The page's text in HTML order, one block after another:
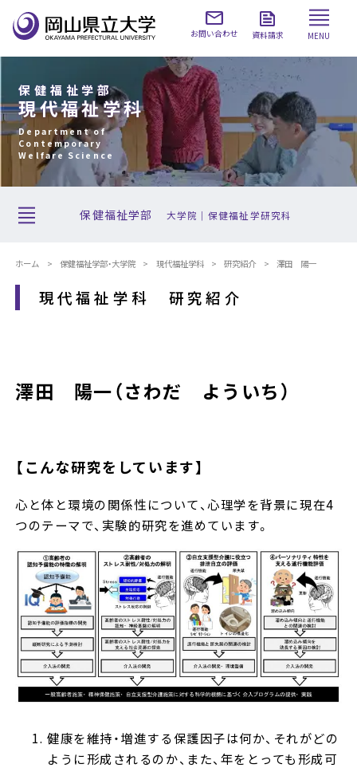
お問い合わせ 資料請求 MENU
保健福祉学部
現代福祉学科
Department of
Contemporary
Welfare Science
保健福祉学部 大学院｜保健福祉学研究科
ホーム 保健福祉学部・大学院 現代福祉学科 研究紹介 澤田 陽一
現代福祉学科 研究紹介
澤田 陽一（さわだ よういち）
【こんな研究をしています】
心と体と環境の関係性について、心理学を背景に現在4
つのテーマで、実験的研究を進めています。
健康を維持・増進する保護因子は何か、それがどの
ように形成されるのか、また、年をとっても形成可